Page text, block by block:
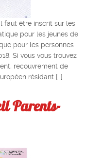
faut être inscrit sur les
pour les jeunes de
pour les personnes
Si vous vous trouvez
recouvrement de
résidant […]
Parents-